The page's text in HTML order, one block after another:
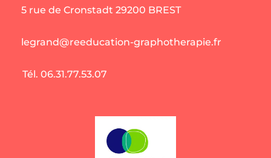
5 rue de Cronstadt 29200 BREST
legrand@reeducation-graphotherapie.fr
Tél. 06.31.77.53.07